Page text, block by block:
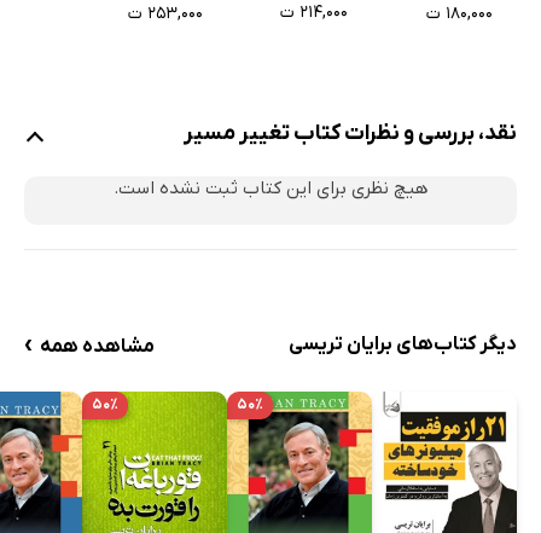
۱۸۰,۰۰۰ ت
۲۱۴,۰۰۰ ت
۲۵۳,۰۰۰ ت
نقد، بررسی و نظرات کتاب تغییر مسیر
هیچ نظری برای این کتاب ثبت نشده است.
دیگر کتاب‌های برایان تریسی مشاهده همه ›
۵۰٪ ۵۰٪